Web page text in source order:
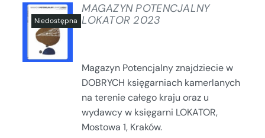
SZCZEGÓŁY
MAGAZYN POTENCJALNY
LOKATOR 2023
Magazyn Potencjalny znajdziecie w
DOBRYCH księgarniach kamerlanych
na terenie całego kraju oraz u
wydawcy w księgarni LOKATOR,
Mostowa 1, Kraków.